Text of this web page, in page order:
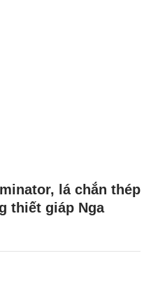
lá chắn thép
thiết giáp Nga